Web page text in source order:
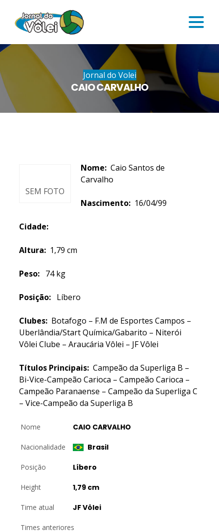
Jornal do Volei
CAIO CARVALHO
SEM FOTO
Nome: Caio Santos de
Carvalho
Nascimento: 16/04/99
Cidade:
Altura: 1,79 cm
Peso: 74 kg
Posição: Líbero
Clubes: Botafogo – F.M de Esportes Campos –
Uberlândia/Start Química/Gabarito – Niterói
Vôlei Clube – Araucária Vôlei – JF Vôlei
Títulos Principais: Campeão da Superliga B –
Bi-Vice-Campeão Carioca – Campeão Carioca –
Campeão Paranaense – Campeão da Superliga C
– Vice-Campeão da Superliga B
Nome CAIO CARVALHO
Nacionalidade Brasil
Posição Líbero
Height 1,79 cm
Time atual JF Vôlei
Times anteriores